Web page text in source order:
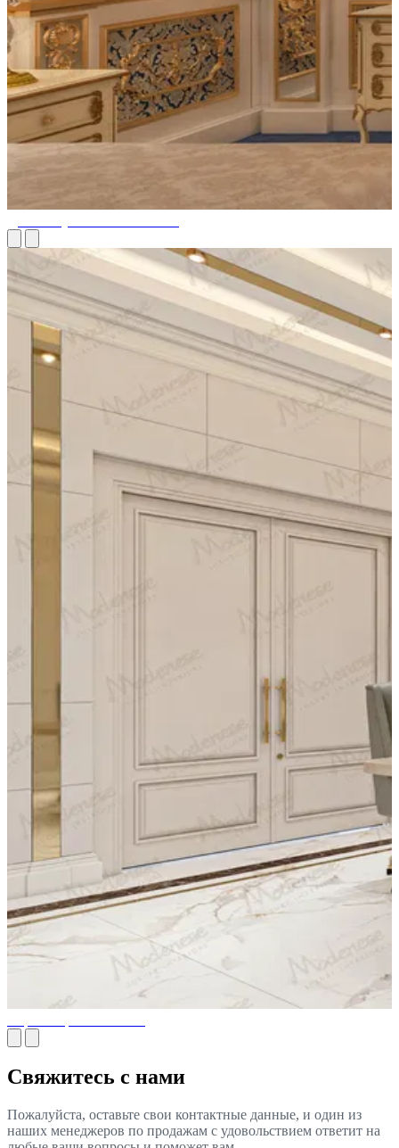
Свяжитесь с нами
Пожалуйста, оставьте свои контактные данные, и один из
наших менеджеров по продажам с удовольствием ответит на